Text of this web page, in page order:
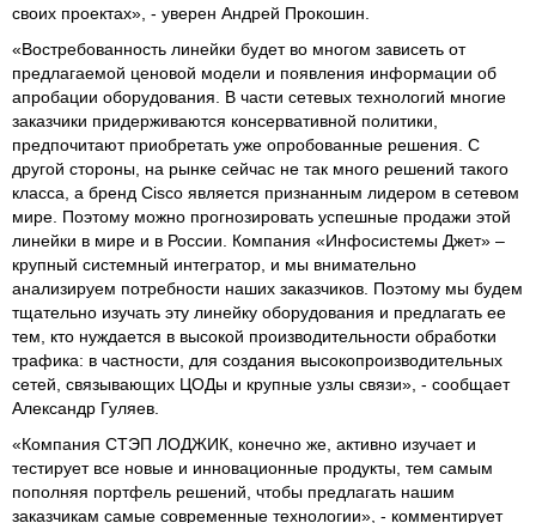
своих проектах», - уверен Андрей Прокошин.
«Востребованность линейки будет во многом зависеть от
предлагаемой ценовой модели и появления информации об
апробации оборудования. В части сетевых технологий многие
заказчики придерживаются консервативной политики,
предпочитают приобретать уже опробованные решения. С
другой стороны, на рынке сейчас не так много решений такого
класса, а бренд Cisco является признанным лидером в сетевом
мире. Поэтому можно прогнозировать успешные продажи этой
линейки в мире и в России. Компания «Инфосистемы Джет» –
крупный системный интегратор, и мы внимательно
анализируем потребности наших заказчиков. Поэтому мы будем
тщательно изучать эту линейку оборудования и предлагать ее
тем, кто нуждается в высокой производительности обработки
трафика: в частности, для создания высокопроизводительных
сетей, связывающих ЦОДы и крупные узлы связи», - сообщает
Александр Гуляев.
«Компания СТЭП ЛОДЖИК, конечно же, активно изучает и
тестирует все новые и инновационные продукты, тем самым
пополняя портфель решений, чтобы предлагать нашим
заказчикам самые современные технологии», - комментирует